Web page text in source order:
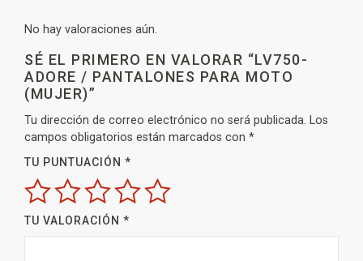
No hay valoraciones aún.
SÉ EL PRIMERO EN VALORAR “LV750-
ADORE / PANTALONES PARA MOTO
(MUJER)”
Tu dirección de correo electrónico no será publicada. Los
campos obligatorios están marcados con *
TU PUNTUACIÓN *
TU VALORACIÓN *